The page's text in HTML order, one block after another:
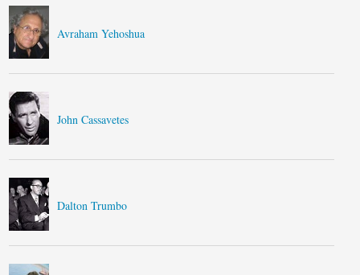
Avraham Yehoshua
John Cassavetes
Dalton Trumbo